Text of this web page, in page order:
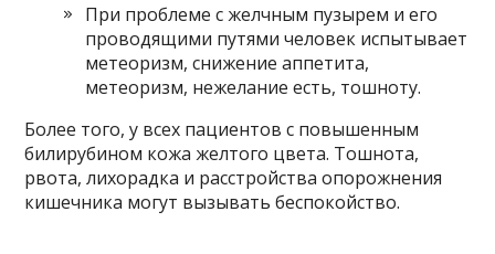
При проблеме с желчным пузырем и его
проводящими путями человек испытывает
метеоризм, снижение аппетита,
метеоризм, нежелание есть, тошноту.
Более того, у всех пациентов с повышенным
билирубином кожа желтого цвета. Тошнота,
рвота, лихорадка и расстройства опорожнения
кишечника могут вызывать беспокойство.